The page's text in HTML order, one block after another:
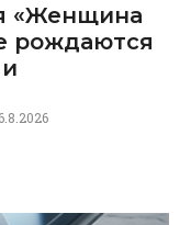
«Женщина
рождаются